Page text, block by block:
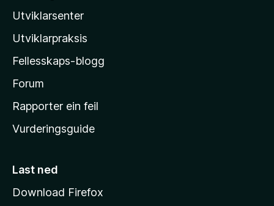
l
l
-
h
e
m
s
d
Utviklarsenter
Utviklarpraksis
Fellesskaps-blogg
Forum
Rapporter ein feil
Vurderingsguide
Last ned
Download Firefox